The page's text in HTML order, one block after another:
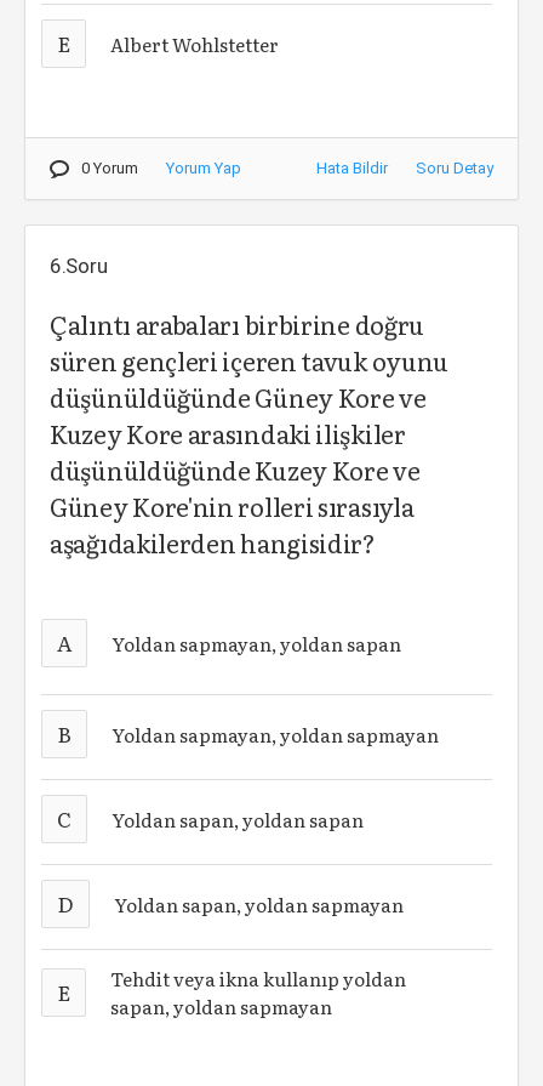
E Albert Wohlstetter
0 Yorum Yorum Yap Hata Bildir Soru Detay
6.Soru
Çalıntı arabaları birbirine doğru
süren gençleri içeren tavuk oyunu
düşünüldüğünde Güney Kore ve
Kuzey Kore arasındaki ilişkiler
düşünüldüğünde Kuzey Kore ve
Güney Kore'nin rolleri sırasıyla
aşağıdakilerden hangisidir?
A Yoldan sapmayan, yoldan sapan
B Yoldan sapmayan, yoldan sapmayan
C Yoldan sapan, yoldan sapan
D Yoldan sapan, yoldan sapmayan
E
Tehdit veya ikna kullanıp yoldan
sapan, yoldan sapmayan